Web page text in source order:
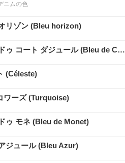
ニムの色
リゾン (Bleu horizon)
ブルー ドゥ コート ダジュール (Bleu de Côte d'Azur)
(Céleste)
ワーズ (Turquoise)
ゥ モネ (Bleu de Monet)
ジュール (Bleu Azur)